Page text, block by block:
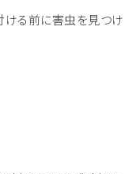
ける前に害虫を見つけ